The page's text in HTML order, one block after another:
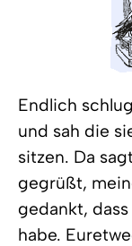
Endlich
und sah die
sitzen. Da
gegrüßt,
gedankt,
habe.